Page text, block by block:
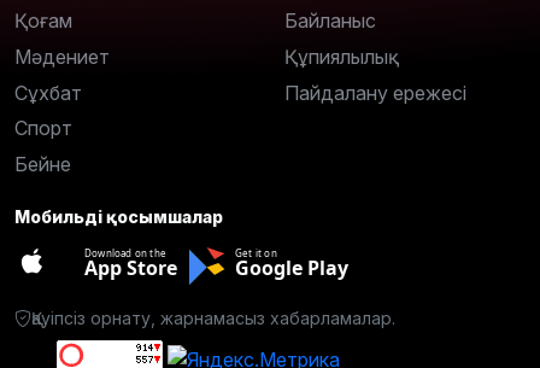
Қоғам
Мәдениет
Сұхбат
Спорт
Бейне
Байланыс
Құпиялылық
Пайдалану ережесі
Мобильді қосымшалар
Download on the
App Store
Get it on
Google Play
Қауіпсіз орнату, жарнамасыз хабарламалар.